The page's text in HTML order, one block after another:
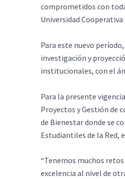
comprometidos con
Universidad
Para este nuevo
investigación y
institucionales, con el
Para la presente
Proyectos y Gestión de
de Bienestar donde se
Estudiantiles de la Red,
“Tenemos muchos
excelencia al nivel de